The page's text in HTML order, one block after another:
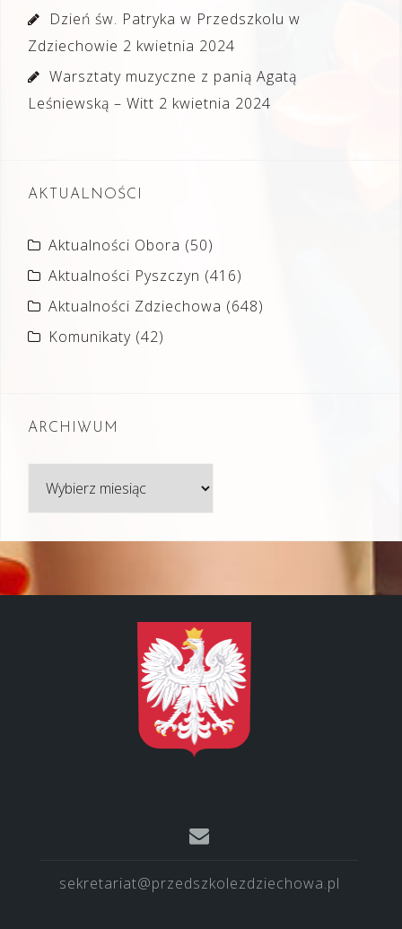
Dzień św. Patryka w Przedszkolu w
Zdziechowie 2 kwietnia 2024
Warsztaty muzyczne z panią Agatą
Leśniewską – Witt 2 kwietnia 2024
AKTUALNOŚCI
Aktualności Obora (50)
Aktualności Pyszczyn (416)
Aktualności Zdziechowa (648)
Komunikaty (42)
ARCHIWUM
sekretariat@przedszkolezdziechowa.pl